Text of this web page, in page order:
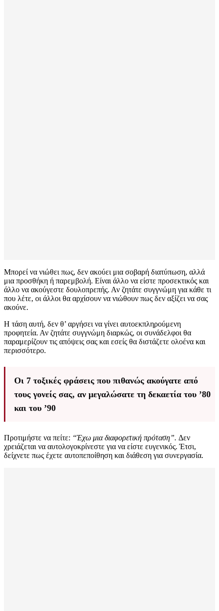
Μπορεί να νιώθει πως, δεν ακούει μια σοβαρή διατύπωση, αλλά
μια προσθήκη ή παρεμβολή. Είναι άλλο να είστε προσεκτικός και
άλλο να ακούγεστε δουλοπρεπής. Αν ζητάτε συγγνώμη για κάθε τι
που λέτε, οι άλλοι θα αρχίσουν να νιώθουν πως δεν αξίζει να σας
ακούνε.
Η τάση αυτή, δεν θ’ αργήσει να γίνει αυτοεκπληρούμενη
προφητεία. Αν ζητάτε συγγνώμη διαρκώς, οι συνάδελφοι θα
παραμερίζουν τις απόψεις σας και εσείς θα διστάζετε ολοένα και
περισσότερο.
Οι 7 τοξικές φράσεις που πιθανώς ακούγατε από
τους γονείς σας, αν μεγαλώσατε τη δεκαετία του ’80
και του ’90
Προτιμήστε να πείτε: “Έχω μια διαφορετική πρόταση”. Δεν
χρειάζεται να αυτολογοκρίνεστε για να είστε ευγενικός. Έτσι,
δείχνετε πως έχετε αυτοπεποίθηση και διάθεση για συνεργασία.